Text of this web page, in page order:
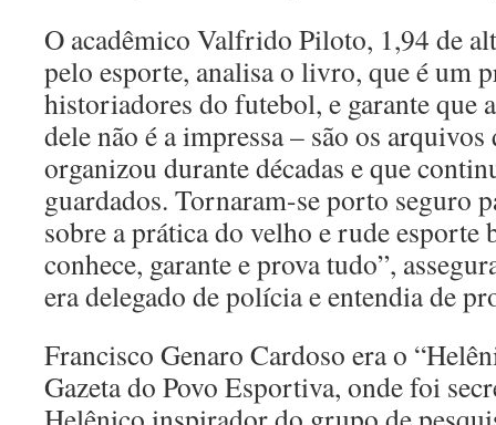
O acadêmico Valfrido Piloto, 1,94 de
pelo esporte, analisa o livro, que é um
historiadores do futebol, e garante que
dele não é a impressa – são os
organizou durante décadas e que
guardados. Tornaram-se porto seguro
sobre a prática do velho e rude esporte
conhece, garante e prova tudo”,
era delegado de polícia e entendia de
Francisco Genaro Cardoso era o
Gazeta do Povo Esportiva, onde foi